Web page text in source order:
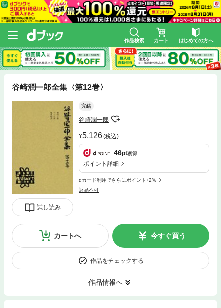
作品検索 カート はじめての方へ
谷崎潤一郎全集〈第12巻〉
試し読み
完結
谷崎潤一郎
5,126(税込)
46pt獲得
ポイント詳細
dカード利用でさらにポイント+2%
返品不可
カートへ 今すぐ買う
作品をチェックする
作品情報へ